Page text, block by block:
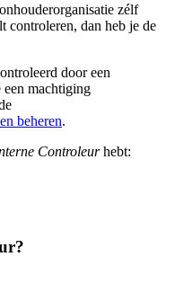
zélf
controleren, dan heb je de
door een
een machtiging
beheren.
Controleurhebt: